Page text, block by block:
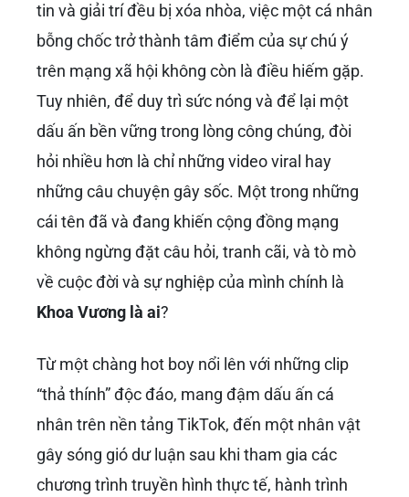
tin và giải trí đều bị xóa nhòa, việc một cá nhân
bỗng chốc trở thành tâm điểm của sự chú ý
trên mạng xã hội không còn là điều hiếm gặp.
Tuy nhiên, để duy trì sức nóng và để lại một
dấu ấn bền vững trong lòng công chúng, đòi
hỏi nhiều hơn là chỉ những video viral hay
những câu chuyện gây sốc. Một trong những
cái tên đã và đang khiến cộng đồng mạng
không ngừng đặt câu hỏi, tranh cãi, và tò mò
về cuộc đời và sự nghiệp của mình chính là
Khoa Vương là ai?
Từ một chàng hot boy nổi lên với những clip
“thả thính” độc đáo, mang đậm dấu ấn cá
nhân trên nền tảng TikTok, đến một nhân vật
gây sóng gió dư luận sau khi tham gia các
chương trình truyền hình thực tế, hành trình